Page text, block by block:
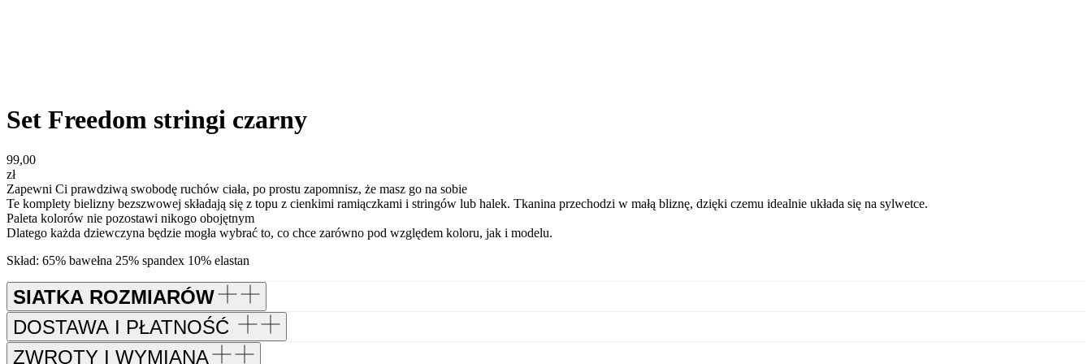
Set Freedom stringi czarny
99,00
zł
Zapewni Ci prawdziwą swobodę ruchów ciała, po prostu zapomnisz, że masz go na sobie
Te komplety bielizny bezszwowej składają się z topu z cienkimi ramiączkami i stringów lub halek. Tkanina przechodzi w małą bliznę, dzięki czemu idealnie układa się na sylwetce.
Paleta kolorów nie pozostawi nikogo obojętnym
Dlatego każda dziewczyna będzie mogła wybrać to, co chce zarówno pod względem koloru, jak i modelu.
Skład: 65% bawełna 25% spandex 10% elastan
SIATKA ROZMIARÓW
DOSTAWA I PŁATNOŚĆ
ZWROTY I WYMIANA